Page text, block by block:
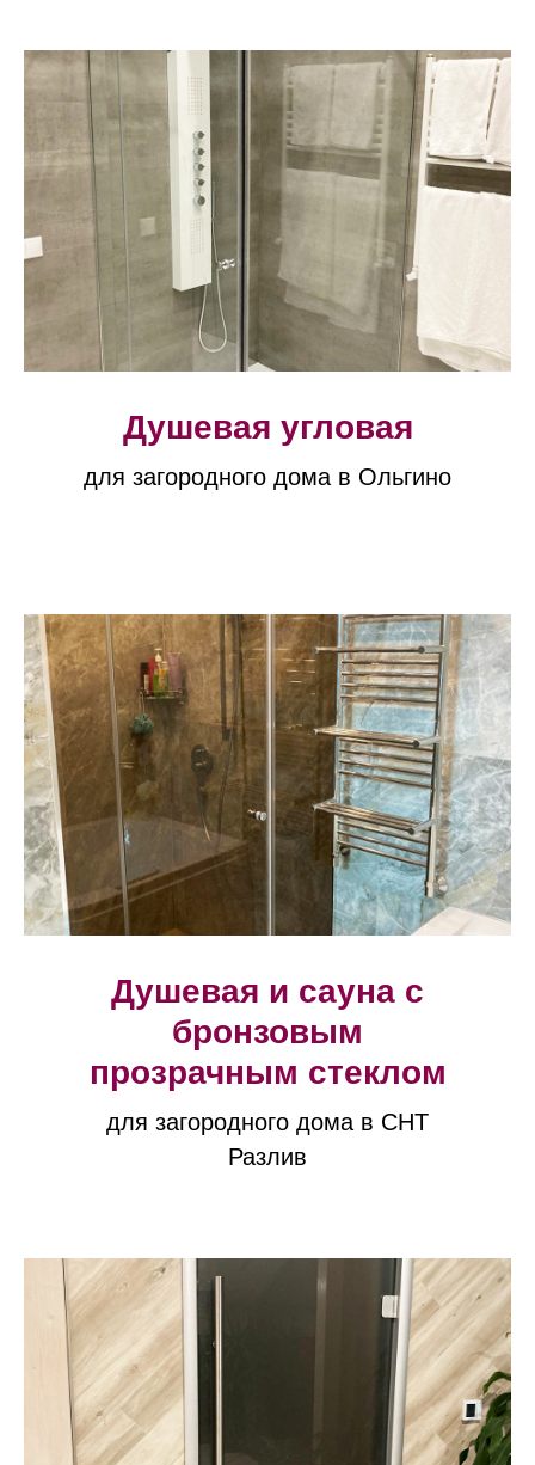
Душевая угловая
для загородного дома в Ольгино
Душевая и сауна с
бронзовым
прозрачным стеклом
для загородного дома в СНТ
Разлив